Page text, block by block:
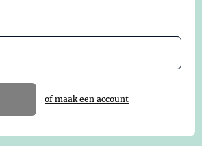
of maak een account